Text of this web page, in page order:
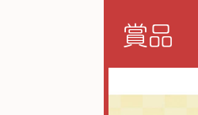
賞品